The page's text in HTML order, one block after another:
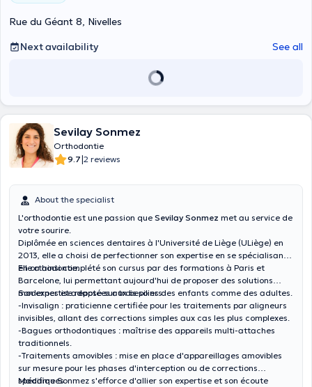
Rue du Géant 8, Nivelles
Next availability
See all
Sevilay Sonmez
Orthodontie
9.7|2 reviews
About the specialist
L'orthodontie est une passion que Sevilay Sonmez met au service de
votre sourire.
Diplômée en sciences dentaires à l'Université de Liège (ULiège) en
2013, elle a choisi de perfectionner son expertise en se spécialisant
en orthodontie.
​Elle a ainsi complété son cursus par des formations à Paris et
Barcelone, lui permettant aujourd'hui de proposer des solutions
modernes et adaptées aux besoins des enfants comme des adultes.
​Son expertise repose sur trois piliers:
-Invisalign : praticienne certifiée pour les traitements par aligneurs
invisibles, allant des corrections simples aux cas les plus complexes.
​-Bagues orthodontiques : maîtrise des appareils multi-attaches
traditionnels.
-​Traitements amovibles : mise en place d'appareillages amovibles
sur mesure pour les phases d'interception ou de corrections
spécifiques.
​Madame Sonmez s'efforce d'allier son expertise et son écoute